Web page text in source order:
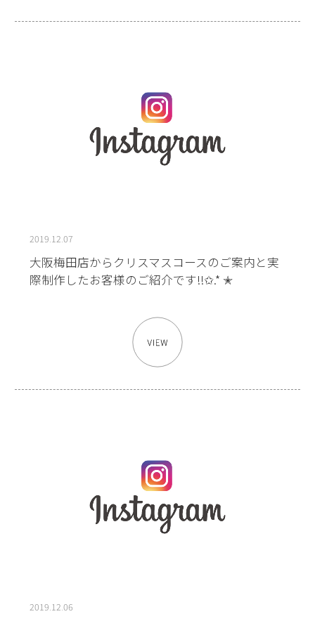
2019.12.07
大阪梅田店からクリスマスコースのご案内と実
際制作したお客様のご紹介です!!✩.* ✭
2019.12.06